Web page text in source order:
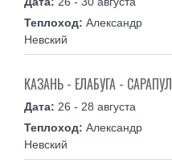
Александр
Невский
26 - 28 августа
КАЗАНЬ - ЕЛАБУГА - САРАПУЛ
Александр
Невский